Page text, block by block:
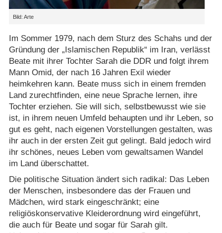
Bild: Arte
Im Sommer 1979, nach dem Sturz des Schahs und der
Gründung der „Islamischen Republik“ im Iran, verlässt
Beate mit ihrer Tochter Sarah die DDR und folgt ihrem
Mann Omid, der nach 16 Jahren Exil wieder
heimkehren kann. Beate muss sich in einem fremden
Land zurechtfinden, eine neue Sprache lernen, ihre
Tochter erziehen. Sie will sich, selbstbewusst wie sie
ist, in ihrem neuen Umfeld behaupten und ihr Leben, so
gut es geht, nach eigenen Vorstellungen gestalten, was
ihr auch in der ersten Zeit gut gelingt. Bald jedoch wird
ihr schönes, neues Leben vom gewaltsamen Wandel
im Land überschattet.
Die politische Situation ändert sich radikal: Das Leben
der Menschen, insbesondere das der Frauen und
Mädchen, wird stark eingeschränkt; eine
religiöskonservative Kleiderordnung wird eingeführt,
die auch für Beate und sogar für Sarah gilt.